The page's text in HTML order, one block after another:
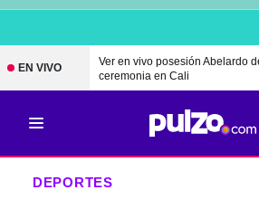
EN VIVO
Ver en vivo posesión Abelardo
ceremonia en Cali
DEPORTES